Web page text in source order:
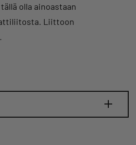
olla ainoastaan
Liittoon